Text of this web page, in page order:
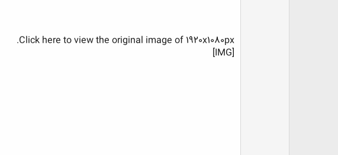
Click here to view the original image of 1920x1080px.
[IMG]